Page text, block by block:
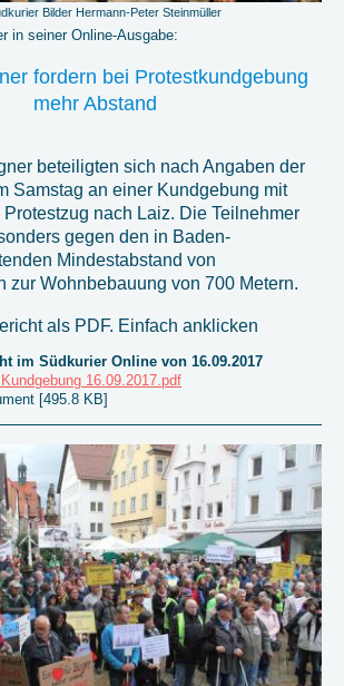
Bilder Hermann-Peter Steinmüller
in seiner Online-Ausgabe:
fordern bei Protestkundgebung
mehr Abstand
beteiligten sich nach Angaben der
Samstag an einer Kundgebung mit
nach Laiz. Die Teilnehmer
gegen den in Baden-
Mindestabstand von
zur Wohnbebauung von 700 Metern.
als PDF. Einfach anklicken
im Südkurier Online von 16.09.2017
16.09.2017.pdf
[495.8 KB]